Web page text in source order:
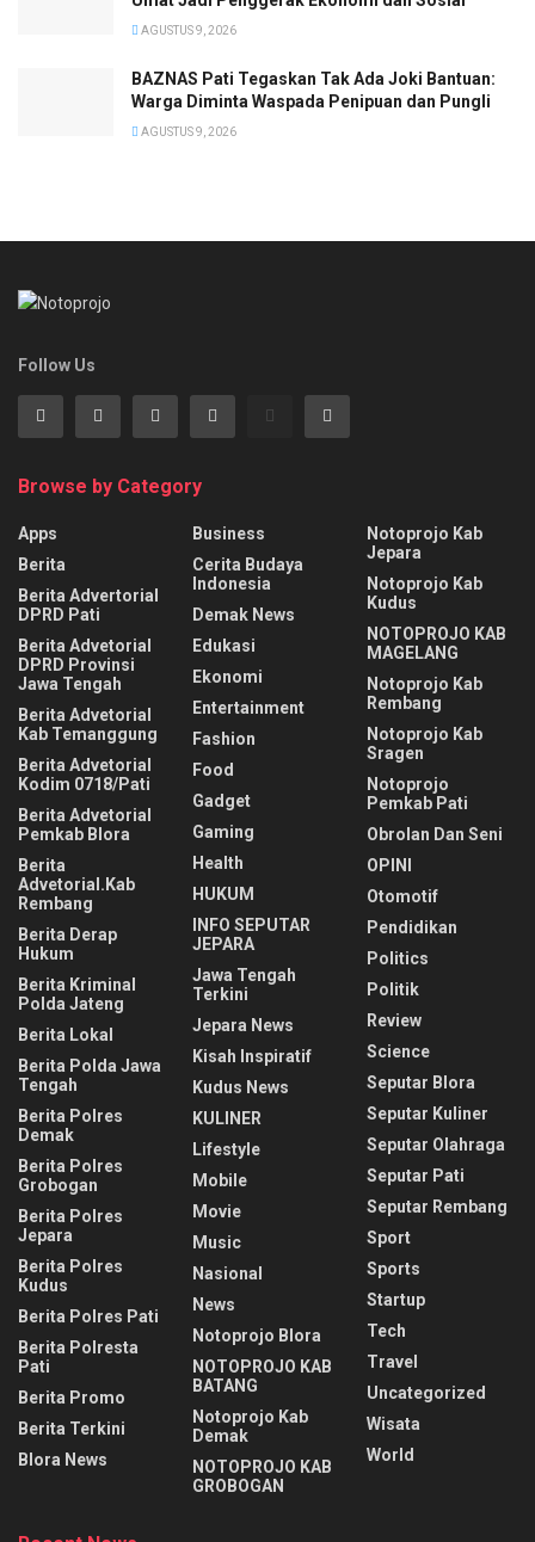
AGUSTUS 9, 2026
BAZNAS Pati Tegaskan Tak Ada Joki Bantuan:
Warga Diminta Waspada Penipuan dan Pungli
AGUSTUS 9, 2026
Follow Us
Browse by Category
Apps
Berita
Berita Advertorial
DPRD Pati
Berita Advetorial
DPRD Provinsi
Jawa Tengah
Berita Advetorial
Kab Temanggung
Berita Advetorial
Kodim 0718/Pati
Berita Advetorial
Pemkab Blora
Berita
Advetorial.Kab
Rembang
Berita Derap
Hukum
Berita Kriminal
Polda Jateng
Berita Lokal
Berita Polda Jawa
Tengah
Berita Polres
Demak
Berita Polres
Grobogan
Berita Polres
Jepara
Berita Polres
Kudus
Berita Polres Pati
Berita Polresta
Pati
Berita Promo
Berita Terkini
Blora News
Business
Cerita Budaya
Indonesia
Demak News
Edukasi
Ekonomi
Entertainment
Fashion
Food
Gadget
Gaming
Health
HUKUM
INFO SEPUTAR
JEPARA
Jawa Tengah
Terkini
Jepara News
Kisah Inspiratif
Kudus News
KULINER
Lifestyle
Mobile
Movie
Music
Nasional
News
Notoprojo Blora
NOTOPROJO KAB
BATANG
Notoprojo Kab
Demak
NOTOPROJO KAB
GROBOGAN
Notoprojo Kab
Jepara
Notoprojo Kab
Kudus
NOTOPROJO KAB
MAGELANG
Notoprojo Kab
Rembang
Notoprojo Kab
Sragen
Notoprojo
Pemkab Pati
Obrolan Dan Seni
OPINI
Otomotif
Pendidikan
Politics
Politik
Review
Science
Seputar Blora
Seputar Kuliner
Seputar Olahraga
Seputar Pati
Seputar Rembang
Sport
Sports
Startup
Tech
Travel
Uncategorized
Wisata
World